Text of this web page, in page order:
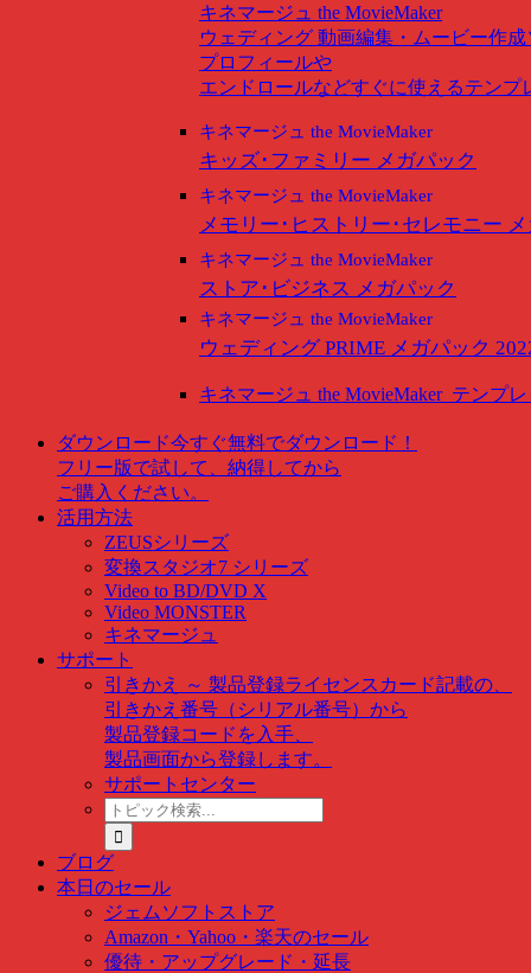
キネマージュ the MovieMaker
ウェディング 動画編集・ムービー作成
プロフィールや
エンドロールなどすぐに使えるテンプ
キネマージュ the MovieMaker
キッズ･ファミリー メガパック
キネマージュ the MovieMaker
メモリー･ヒストリー･セレモニー
キネマージュ the MovieMaker
ストア･ビジネス メガパック
キネマージュ the MovieMaker
ウェディング PRIME メガパック
キネマージュ the MovieMakerテンプ
ダウンロード今すぐ無料でダウンロード！
フリー版で試して、納得してから
ご購入ください。
活用方法
ZEUSシリーズ
変換スタジオ7 シリーズ
Video to BD/DVD X
Video MONSTER
キネマージュ
サポート
引きかえ ～ 製品登録ライセンスカード記載の、
引きかえ番号（シリアル番号）から
製品登録コードを入手、
製品画面から登録します。
サポートセンター
ト
ピ
ッ
ク
検
索
…
ブログ
本日のセール
ジェムソフトストア
Amazon・Yahoo・楽天のセール
優待・アップグレード・延長